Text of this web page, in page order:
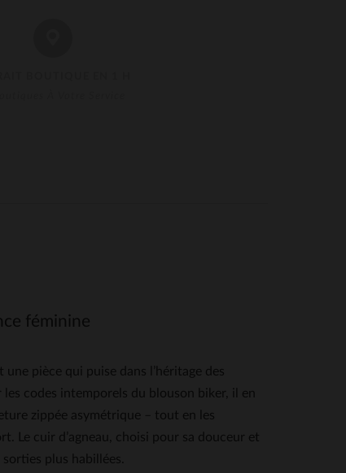
féminine
une pièce qui puise dans l’héritage des
codes intemporels du blouson biker, il en
zippée asymétrique – tout en les
Le cuir d’agneau, choisi pour sa douceur et
plus habillées.